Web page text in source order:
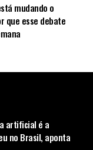
mudando o
que esse debate
artificial é a
no Brasil, aponta